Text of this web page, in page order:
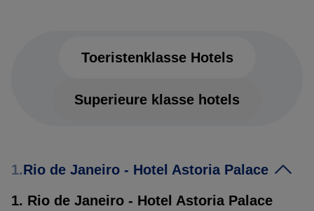
Toeristenklasse Hotels
Superieure klasse hotels
1.Rio de Janeiro - Hotel Astoria Palace
1. Rio de Janeiro - Hotel Astoria Palace